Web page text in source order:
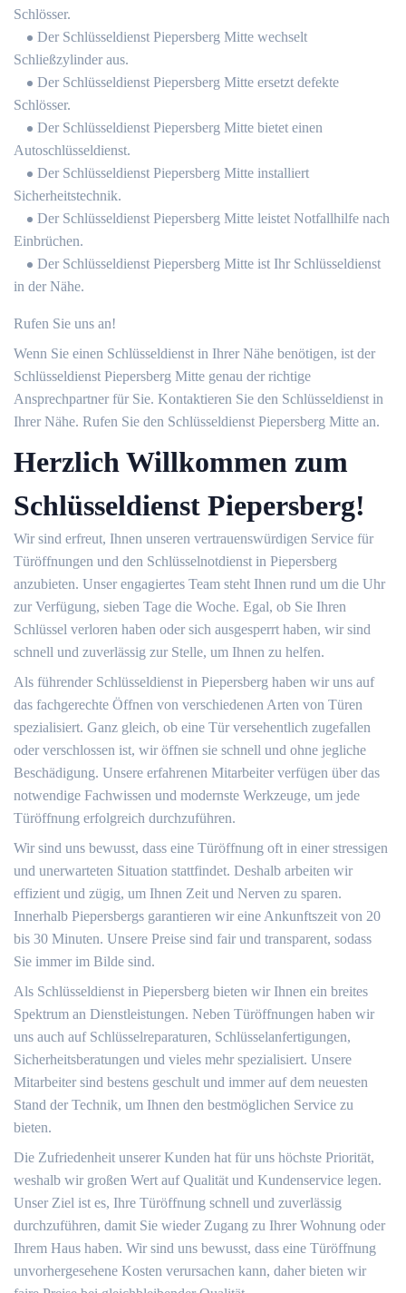
Schlösser.
Der Schlüsseldienst Piepersberg Mitte wechselt
Schließzylinder aus.
Der Schlüsseldienst Piepersberg Mitte ersetzt defekte
Schlösser.
Der Schlüsseldienst Piepersberg Mitte bietet einen
Autoschlüsseldienst.
Der Schlüsseldienst Piepersberg Mitte installiert
Sicherheitstechnik.
Der Schlüsseldienst Piepersberg Mitte leistet Notfallhilfe nach
Einbrüchen.
Der Schlüsseldienst Piepersberg Mitte ist Ihr Schlüsseldienst
in der Nähe.
Rufen Sie uns an!
Wenn Sie einen Schlüsseldienst in Ihrer Nähe benötigen, ist der
Schlüsseldienst Piepersberg Mitte genau der richtige
Ansprechpartner für Sie. Kontaktieren Sie den Schlüsseldienst in
Ihrer Nähe. Rufen Sie den Schlüsseldienst Piepersberg Mitte an.
Herzlich Willkommen zum
Schlüsseldienst Piepersberg!
Wir sind erfreut, Ihnen unseren vertrauenswürdigen Service für
Türöffnungen und den Schlüsselnotdienst in Piepersberg
anzubieten. Unser engagiertes Team steht Ihnen rund um die Uhr
zur Verfügung, sieben Tage die Woche. Egal, ob Sie Ihren
Schlüssel verloren haben oder sich ausgesperrt haben, wir sind
schnell und zuverlässig zur Stelle, um Ihnen zu helfen.
Als führender Schlüsseldienst in Piepersberg haben wir uns auf
das fachgerechte Öffnen von verschiedenen Arten von Türen
spezialisiert. Ganz gleich, ob eine Tür versehentlich zugefallen
oder verschlossen ist, wir öffnen sie schnell und ohne jegliche
Beschädigung. Unsere erfahrenen Mitarbeiter verfügen über das
notwendige Fachwissen und modernste Werkzeuge, um jede
Türöffnung erfolgreich durchzuführen.
Wir sind uns bewusst, dass eine Türöffnung oft in einer stressigen
und unerwarteten Situation stattfindet. Deshalb arbeiten wir
effizient und zügig, um Ihnen Zeit und Nerven zu sparen.
Innerhalb Piepersbergs garantieren wir eine Ankunftszeit von 20
bis 30 Minuten. Unsere Preise sind fair und transparent, sodass
Sie immer im Bilde sind.
Als Schlüsseldienst in Piepersberg bieten wir Ihnen ein breites
Spektrum an Dienstleistungen. Neben Türöffnungen haben wir
uns auch auf Schlüsselreparaturen, Schlüsselanfertigungen,
Sicherheitsberatungen und vieles mehr spezialisiert. Unsere
Mitarbeiter sind bestens geschult und immer auf dem neuesten
Stand der Technik, um Ihnen den bestmöglichen Service zu
bieten.
Die Zufriedenheit unserer Kunden hat für uns höchste Priorität,
weshalb wir großen Wert auf Qualität und Kundenservice legen.
Unser Ziel ist es, Ihre Türöffnung schnell und zuverlässig
durchzuführen, damit Sie wieder Zugang zu Ihrer Wohnung oder
Ihrem Haus haben. Wir sind uns bewusst, dass eine Türöffnung
unvorhergesehene Kosten verursachen kann, daher bieten wir